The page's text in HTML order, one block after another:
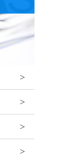
>
>
>
>